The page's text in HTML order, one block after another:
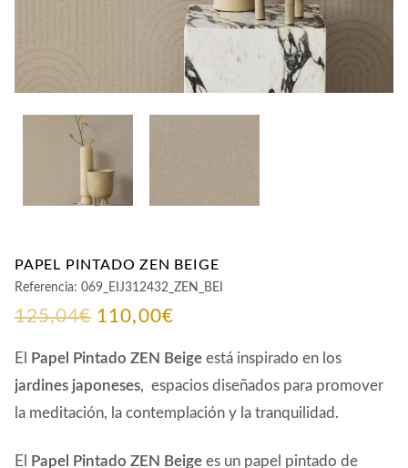
PAPEL PINTADO ZEN BEIGE
Referencia: 069_EIJ312432_ZEN_BEI
125,04€ El
precio
original
era:
125,04€.
110,00€El
precio
actual
es:
110,00€.
El Papel Pintado ZEN Beige está inspirado en los
jardines japoneses, espacios diseñados para promover
la meditación, la contemplación y la tranquilidad.
El Papel Pintado ZEN Beige es un papel pintado de